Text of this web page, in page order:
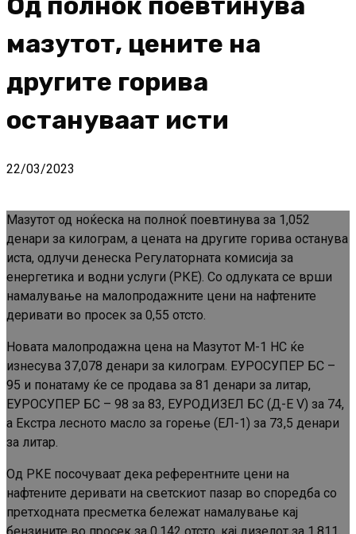
мазутот, цените на
другите горива
остануваат исти
22/03/2023
Мазутот од ноќеска на полноќ поевтинува за 1,052
денари за килограм, а цената на другите горива останува
иста, одлучи денеска Регулаторната комисија за
енергетика и водни услуги (РКЕ). Со одлуката се врши
намалување на малопродажните цени на нафтените
деривати во просек за 0,55 отсто.
Новата малопродажна цена на Мазутот М-1 НС ќе
изнесува 37,078 денари за килограм. ЕУРОСУПЕР БС –
95 и понатаму ќе се продава за 81 денари за литар,
ЕУРОСУПЕР БС – 98 за 83, ЕУРОДИЗЕЛ БС (Д-Е V) за 74,
а Екстра лесното масло за горење (ЕЛ-1) за 73,5 денари
за литар.
Од РКЕ посочуваат дека референтните цени на
нафтените деривати на светскиот пазар во споредба со
претходната пресметка бележат намалување кај